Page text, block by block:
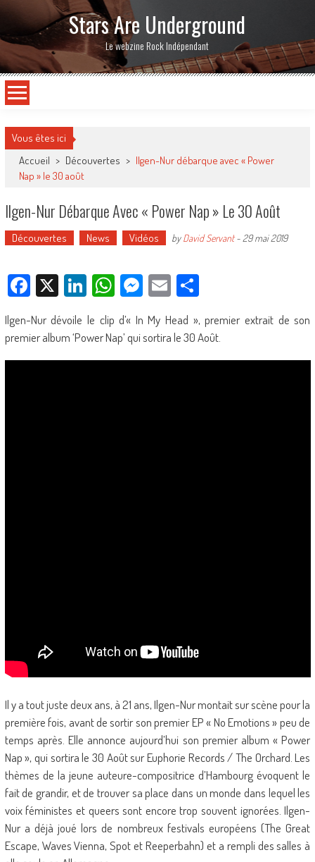
Stars Are Underground
Le webzine Rock Indépendant
Vous êtes ici
Accueil > Découvertes > Ilgen-Nur débarque avec « Power
Nap » le 30 août
Ilgen-Nur Débarque Avec « Power Nap » Le 30 Août
Découvertes News Vidéos byDavid Servant- 29 mai 2019
Facebook
X LinkedIn
WhatsApp
Messenger
EmailPartager
Ilgen-Nur dévoile le clip d’« In My Head », premier extrait de son
premier album ‘Power Nap’ qui sortira le 30 Août.
Il y a tout juste deux ans, à 21 ans, Ilgen-Nur montait sur scène pour la
première fois, avant de sortir son premier EP « No Emotions » peu de
temps après. Elle annonce aujourd’hui son premier album « Power
Nap », qui sortira le 30 Août sur Euphorie Records / The Orchard. Les
thèmes de la jeune auteure-compositrice d’Hambourg évoquent le
fait de grandir, et de trouver sa place dans un monde dans lequel les
voix féministes et queers sont encore trop souvent ignorées. Ilgen-
Nur a déjà joué lors de nombreux festivals européens (The Great
Escape, Waves Vienna, Spot et Reeperbahn) et a rempli des salles à